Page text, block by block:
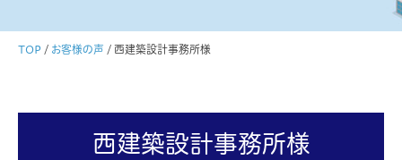
TOP / お客様の声 / 西建築設計事務所様
西建築設計事務所様